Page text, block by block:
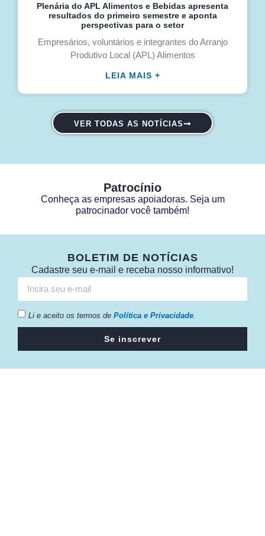
Plenária do APL Alimentos e Bebidas apresenta
resultados do primeiro semestre e aponta
perspectivas para o setor
Empresários, voluntários e integrantes do Arranjo
Produtivo Local (APL) Alimentos
LEIA MAIS +
VER TODAS AS NOTÍCIAS
Patrocínio
Conheça as empresas apoiadoras. Seja um
patrocinador você também!
BOLETIM DE NOTÍCIAS
Cadastre seu e-mail e receba nosso informativo!
Li e aceito os termos de Política e Privacidade
Se inscrever